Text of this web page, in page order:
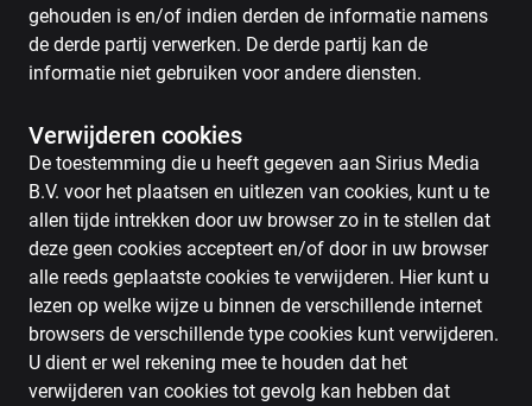
gehouden is en/of indien derden de informatie namens
de derde partij verwerken. De derde partij kan de
informatie niet gebruiken voor andere diensten.
Verwijderen cookies
De toestemming die u heeft gegeven aan Sirius Media
B.V. voor het plaatsen en uitlezen van cookies, kunt u te
allen tijde intrekken door uw browser zo in te stellen dat
deze geen cookies accepteert en/of door in uw browser
alle reeds geplaatste cookies te verwijderen. Hier kunt u
lezen op welke wijze u binnen de verschillende internet
browsers de verschillende type cookies kunt verwijderen.
U dient er wel rekening mee te houden dat het
verwijderen van cookies tot gevolg kan hebben dat